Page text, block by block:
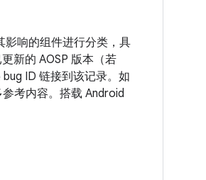
影响的组件进行分类，具
新的 AOSP 版本（若
ID 链接到该记录。如
考内容。搭载 Android